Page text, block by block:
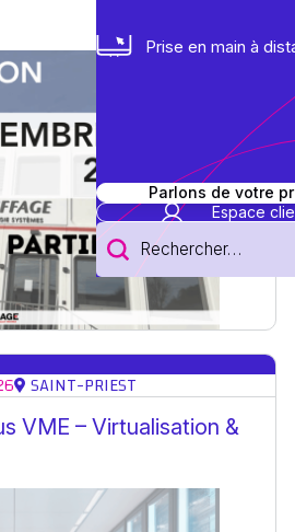
Prise en main à
Parlons de votre
Espace
Rechercher :
SAINT-PRIEST
VME – Virtualisation &